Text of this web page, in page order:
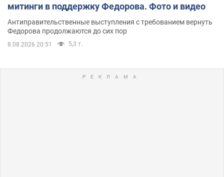
митинги в поддержку Федорова. Фото и видео
Антиправительственные выступления с требованием вернуть
Федорова продолжаются до сих пор
8.08.2026 20:51 5,3 т.